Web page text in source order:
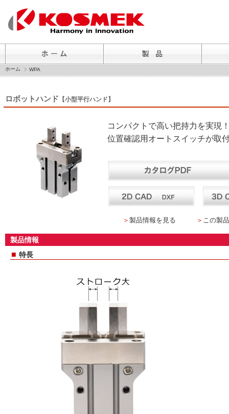
ホーム WPA
ロボットハンド 【小型平行ハンド】
コンパクトで高い把持力を実現
位置確認用オートスイッチが取
＞ 製品情報を見る ＞ この製
製品情報
■ 特長